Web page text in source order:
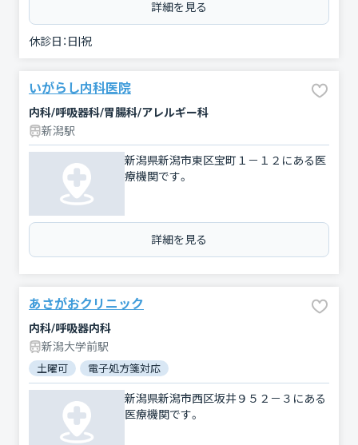
詳細を見る
休診日： 日|祝
いがらし内科医院
内科/呼吸器科/胃腸科/アレルギー科
新潟駅
新潟県新潟市東区宝町１－１２にある医
療機関です。
詳細を見る
あさがおクリニック
内科/呼吸器内科
新潟大学前駅
土曜可 電子処方箋対応
新潟県新潟市西区坂井９５２－３にある
医療機関です。